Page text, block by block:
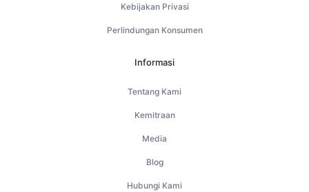
Kebijakan Privasi
Perlindungan Konsumen
Informasi
Tentang Kami
Kemitraan
Media
Blog
Hubungi Kami